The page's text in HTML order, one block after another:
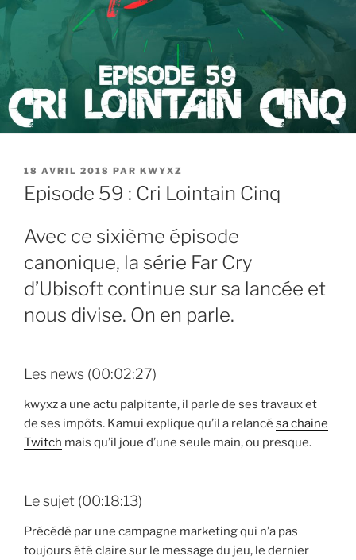
PUBLIÉ
LE
18 AVRIL 2018 PAR KWYXZ
Episode 59 : Cri Lointain Cinq
Avec ce sixième épisode
canonique, la série Far Cry
d’Ubisoft continue sur sa lancée et
nous divise. On en parle.
Les news (00:02:27)
kwyxz a une actu palpitante, il parle de ses travaux et
de ses impôts. Kamui explique qu’il a relancé sa chaine
Twitch mais qu’il joue d’une seule main, ou presque.
Le sujet (00:18:13)
Précédé par une campagne marketing qui n’a pas
toujours été claire sur le message du jeu, le dernier